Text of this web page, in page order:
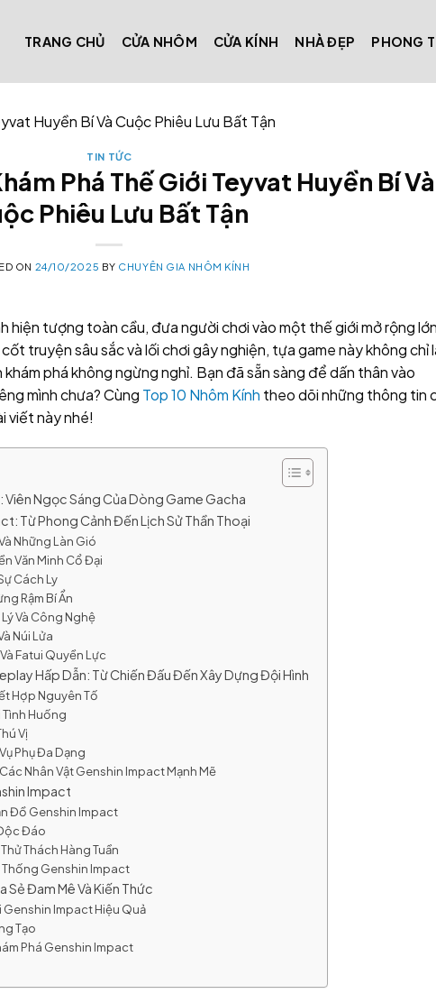
TRANG CHỦ CỬA NHÔM CỬA KÍNH NHÀ ĐẸP PHONG
Huyền Bí Và Cuộc Phiêu Lưu Bất Tận
TIN TỨC
Phá Thế Giới Teyvat Huyền Bí Và
Phiêu Lưu Bất Tận
ON 24/10/2025 BY CHUYÊN GIA NHÔM KÍNH
hiện tượng toàn cầu, đưa người chơi vào một thế giới mở rộng
truyện sâu sắc và lối chơi gây nghiện, tựa game này không chỉ
phá không ngừng nghỉ. Bạn đã sẵn sàng để dấn thân vào
mình chưa? Cùng Top 10 Nhôm Kính theo dõi những thông tin
viết này nhé!
Ngọc Sáng Của Dòng Game Gacha
Từ Phong Cảnh Đến Lịch Sử Thần Thoại
Những Làn Gió
Văn Minh Cổ Đại
Cách Ly
Rậm Bí Ẩn
Và Công Nghệ
Núi Lửa
Fatui Quyền Lực
Hấp Dẫn: Từ Chiến Đấu Đến Xây Dựng Đội Hình
Hợp Nguyên Tố
Tình Huống
Vị
Phụ Đa Dạng
Nhân Vật Genshin Impact Mạnh Mẽ
Impact
Đồ Genshin Impact
Đáo
Thách Hàng Tuần
Thống Genshin Impact
Đam Mê Và Kiến Thức
Genshin Impact Hiệu Quả
Tạo
Phá Genshin Impact